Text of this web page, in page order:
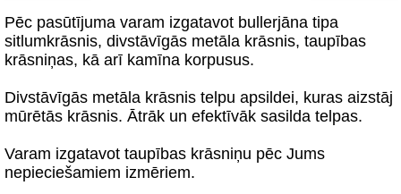
Pēc pasūtījuma varam izgatavot bullerjāna tipa
sitlumkrāsnis, divstāvīgās metāla krāsnis, taupības
krāsniņas, kā arī kamīna korpusus.
Divstāvīgās metāla krāsnis telpu apsildei, kuras aizstāj
mūrētās krāsnis. Ātrāk un efektīvāk sasilda telpas.
Varam izgatavot taupības krāsniņu pēc Jums
nepieciešamiem izmēriem.